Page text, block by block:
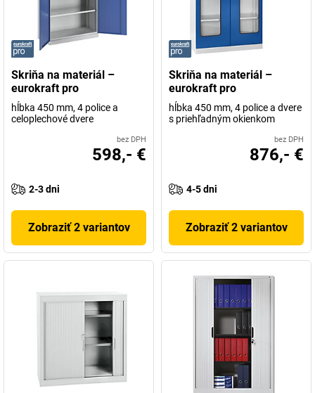
Skriňa na materiál –
eurokraft pro
hĺbka 450 mm, 4 police a
celoplechové dvere
bez DPH
598,- €
2-3 dni
Zobraziť 2 variantov
Skriňa na materiál –
eurokraft pro
hĺbka 450 mm, 4 police a dvere
s priehľadným okienkom
bez DPH
876,- €
4-5 dni
Zobraziť 2 variantov